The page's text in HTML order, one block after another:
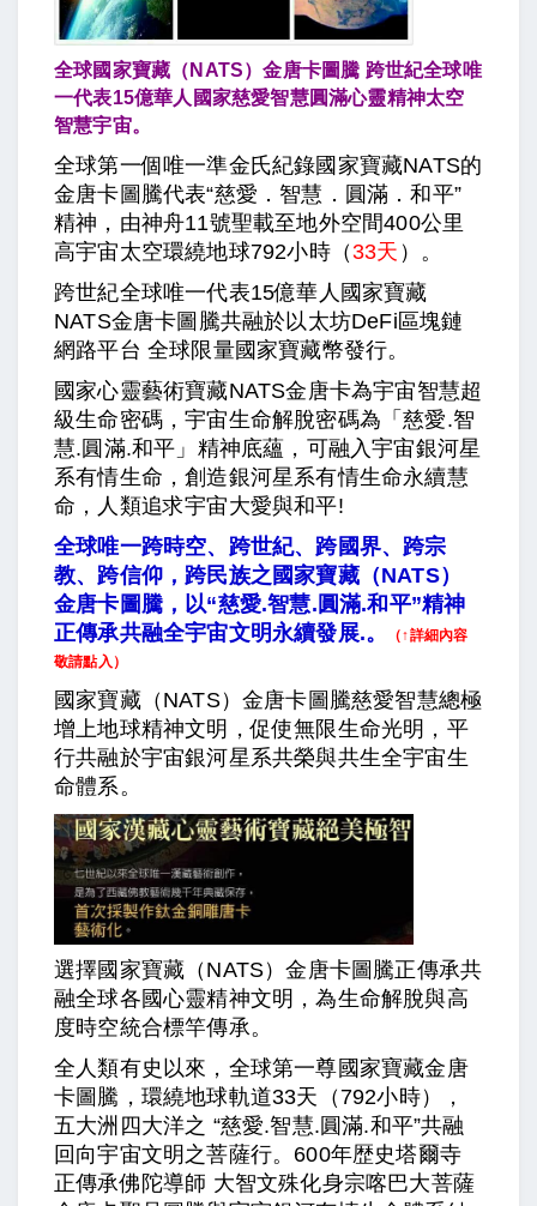
全球國家寶藏（NATS）金唐卡圖騰 跨世紀全球唯
一代表15億華人國家慈愛智慧圓滿心靈精神太空
智慧宇宙。
全球第一個唯一準金氏紀錄國家寶藏NATS的
金唐卡圖騰代表“慈愛．智慧．圓滿．和平”
精神，由神舟11號聖載至地外空間400公里
高宇宙太空環繞地球792小時（33天 ）。
跨世紀全球唯一代表15億華人國家寶藏
NATS金唐卡圖騰共融於以太坊DeFi區塊鏈
網路平台 全球限量國家寶藏幣發行。
國家心靈藝術寶藏NATS金唐卡為宇宙智慧超
級生命密碼，宇宙生命解脫密碼為「慈愛.智
慧.圓滿.和平」精神底蘊，可融入宇宙銀河星
系有情生命，創造銀河星系有情生命永續慧
命，人類追求宇宙大愛與和平!
全球唯一跨時空、跨世紀、跨國界、跨宗
教、跨信仰，跨民族之國家寶藏（NATS）
金唐卡圖騰，以“慈愛.智慧.圓滿.和平”精神
正傳承共融全宇宙文明永續發展.。
（↑詳細內容
敬請點入）
國家寶藏（NATS）金唐卡圖騰慈愛智慧總極
增上地球精神文明，促使無限生命光明，平
行共融於宇宙銀河星系共榮與共生全宇宙生
命體系。
選擇國家寶藏（NATS）金唐卡圖騰正傳承共
融全球各國心靈精神文明，為生命解脫與高
度時空統合標竿傳承。
全人類有史以來，全球第一尊國家寶藏金唐
卡圖騰，環繞地球軌道33天（792小時），
五大洲四大洋之 “慈愛.智慧.圓滿.和平”共融
回向宇宙文明之菩薩行。600年歴史塔爾寺
正傳承佛陀導師 大智文殊化身宗喀巴大菩薩